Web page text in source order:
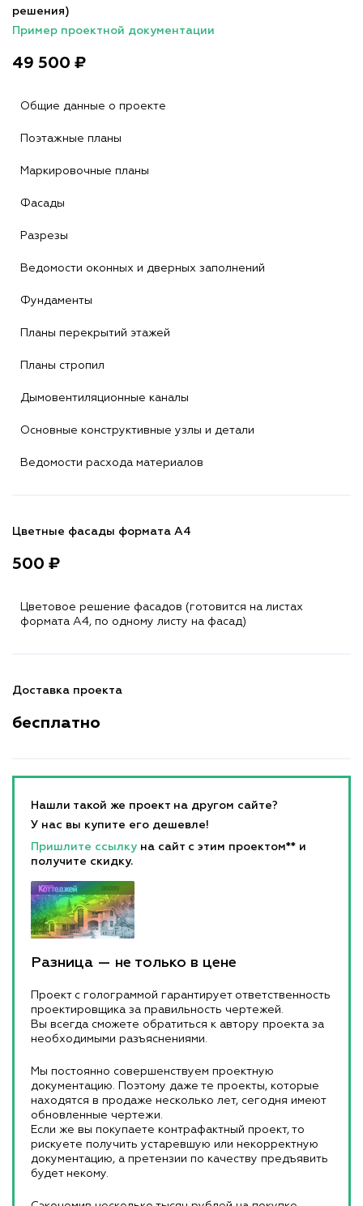
решения)
Пример проектной документации
49 500 ₽
Общие данные о проекте
Поэтажные планы
Маркировочные планы
Фасады
Разрезы
Ведомости оконных и дверных заполнений
Фундаменты
Планы перекрытий этажей
Планы стропил
Дымовентиляционные каналы
Основные конструктивные узлы и детали
Ведомости расхода материалов
Цветные фасады формата А4
500 ₽
Цветовое решение фасадов (готовится на листах
формата A4, по одному листу на фасад)
Доставка проекта
бесплатно
Нашли такой же проект на другом сайте?
У нас вы купите его дешевле!
Пришлите ссылку на сайт с этим проектом** и
получите скидку.
Разница — не только в цене
Проект с голограммой гарантирует ответственность
проектировщика за правильность чертежей.
Вы всегда сможете обратиться к автору проекта за
необходимыми разъяснениями.
Мы постоянно совершенствуем проектную
документацию. Поэтому даже те проекты, которые
находятся в продаже несколько лет, сегодня имеют
обновленные чертежи.
Если же вы покупаете контрафактный проект, то
рискуете получить устаревшую или некорректную
документацию, а претензии по качеству предъявить
будет некому.